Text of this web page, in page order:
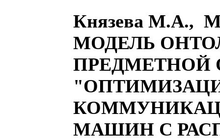
Князева М.А.,
МОДЕЛЬ
ПРЕДМЕТНОЙ
МАШИН С